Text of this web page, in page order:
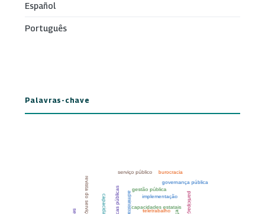
Español
Português
Palavras-chave